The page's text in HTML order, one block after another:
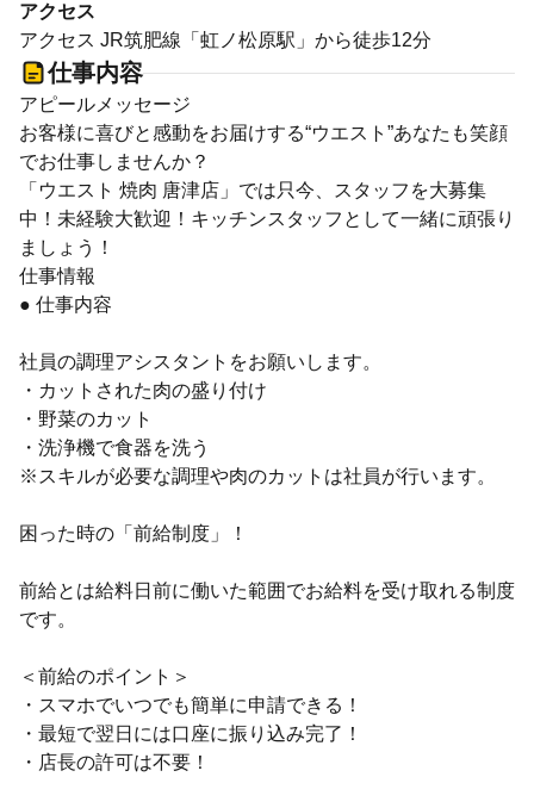
アクセス
アクセス JR筑肥線「虹ノ松原駅」から徒歩12分
仕事内容
アピールメッセージ
お客様に喜びと感動をお届けする“ウエスト”あなたも笑顔
でお仕事しませんか？
「ウエスト 焼肉 唐津店」では只今、スタッフを大募集
中！未経験大歓迎！キッチンスタッフとして一緒に頑張り
ましょう！
仕事情報
● 仕事内容
社員の調理アシスタントをお願いします。
・カットされた肉の盛り付け
・野菜のカット
・洗浄機で食器を洗う
※スキルが必要な調理や肉のカットは社員が行います。
困った時の「前給制度」！
前給とは給料日前に働いた範囲でお給料を受け取れる制度
です。
＜前給のポイント＞
・スマホでいつでも簡単に申請できる！
・最短で翌日には口座に振り込み完了！
・店長の許可は不要！